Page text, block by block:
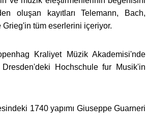
oluşan kayıtları Telemann, Bach,
tüm eserlerini içeriyor.
Kraliyet Müzik Akademisi'nde
Hochschule fur Musik'in
1740 yapımı Giuseppe Guarneri